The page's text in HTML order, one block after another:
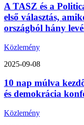
A TASZ és a
első választás,
országból hány
Közlemény
2025-09-08
10 nap múlva
és demokrácia
Közlemény